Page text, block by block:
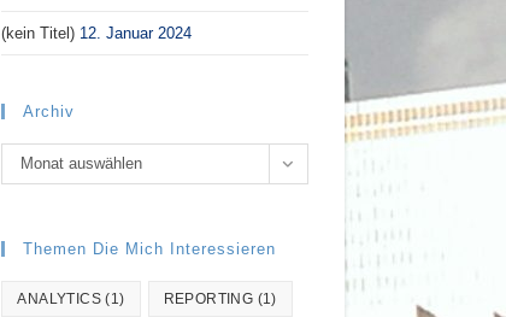
(kein Titel) 12. Januar 2024
Archiv
Archiv
Monat auswählen
Themen Die Mich Interessieren
ANALYTICS(1) REPORTING (1)